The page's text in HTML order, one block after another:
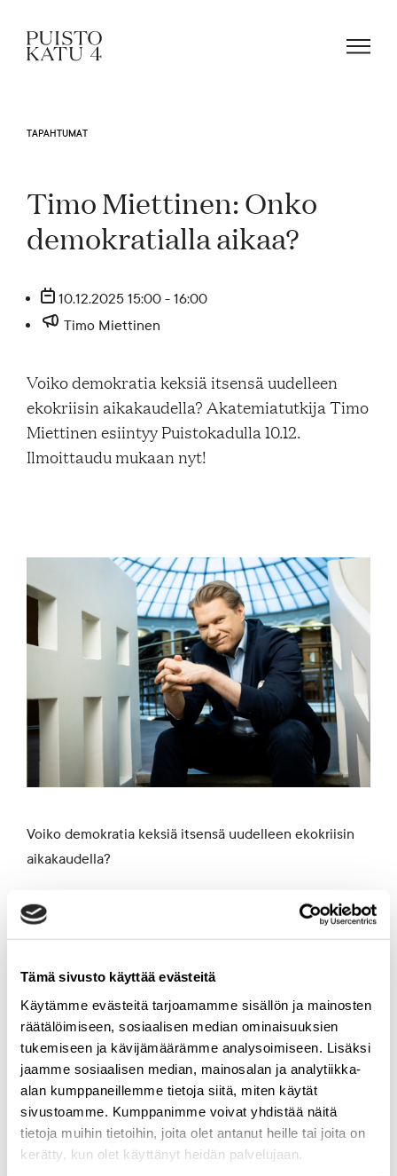
Tämä sivusto käyttää evästeitä
Käytämme evästeitä tarjoamamme sisällön ja mainosten
räätälöimiseen, sosiaalisen median ominaisuuksien
tukemiseen ja kävijämäärämme analysoimiseen. Lisäksi
jaamme sosiaalisen median, mainosalan ja analytiikka-
alan kumppaneillemme tietoja siitä, miten käytät
sivustoamme. Kumppanimme voivat yhdistää näitä
tietoja muihin tietoihin, joita olet antanut heille tai joita on
kerätty, kun olet käyttänyt heidän palvelujaan.
Mistä kyse?
Yhteisömme
Blogi
SME
TAPAHTUMAT
Timo Miettinen: Onko
demokratialla aikaa?
10.12.2025 15:00 - 16:00
Timo Miettinen
Voiko demokratia keksiä itsensä uudelleen
ekokriisin aikakaudella? Akatemiatutkija Timo
Miettinen esiintyy Puistokadulla 10.12.
Ilmoittaudu mukaan nyt!
Voiko demokratia keksiä itsensä uudelleen ekokriisin
aikakaudella?
Akatemiatutkija
demokratiaa, eurooppalaista taloushistoriaa, politiikan
Näkökulmia toivoon -sarjan puheenvuorossaan
Miettinen tarkastelee, mitä demokratia tarkoittaa
ajassa, jossa erilaiset riskit ja uhkakuvat kaventavat
tulevaisuuden avoimuutta
Timo Miettinen on eurooppalaiseen filosofiaan,
aatehistoriaan ja politiikkaan erikoistunut
akatemiatutkija Helsingin yliopiston Eurooppa-